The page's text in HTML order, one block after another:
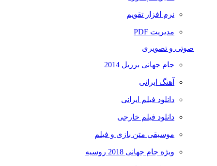
نرم افزار تقویم
مدیریت PDF
صوتی و تصویری
جام جهانی برزیل 2014
آهنگ ایرانی
دانلود فیلم ایرانی
دانلود فیلم خارجی
موسیقی متن بازی و فیلم
ویژه جام جهانی 2018 روسیه